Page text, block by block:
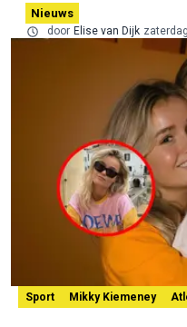
Nieuws
door Elise van Dijk
Sport Mikky Kiemeney